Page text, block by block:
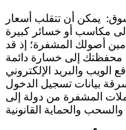
شركاء بيترو
: يمكن أن تتقلب أسعار RIPPLES بسرعة، مما قد
أصولك المشفرة؛ إذ قد
الويب والبريد الإلكتروني
المشفرة من دولة إلى